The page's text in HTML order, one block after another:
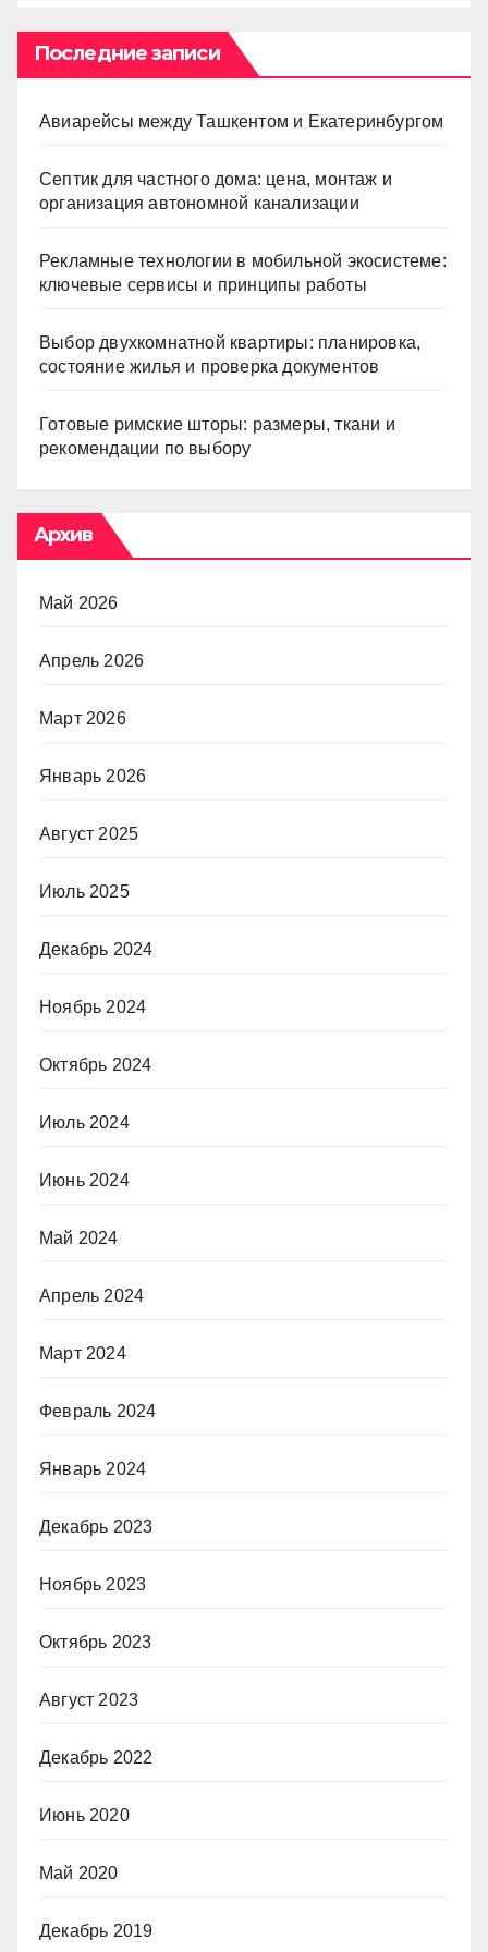
Последние записи
Авиарейсы между Ташкентом и Екатеринбургом
Септик для частного дома: цена, монтаж и
организация автономной канализации
Рекламные технологии в мобильной экосистеме:
ключевые сервисы и принципы работы
Выбор двухкомнатной квартиры: планировка,
состояние жилья и проверка документов
Готовые римские шторы: размеры, ткани и
рекомендации по выбору
Архив
Май 2026
Апрель 2026
Март 2026
Январь 2026
Август 2025
Июль 2025
Декабрь 2024
Ноябрь 2024
Октябрь 2024
Июль 2024
Июнь 2024
Май 2024
Апрель 2024
Март 2024
Февраль 2024
Январь 2024
Декабрь 2023
Ноябрь 2023
Октябрь 2023
Август 2023
Декабрь 2022
Июнь 2020
Май 2020
Декабрь 2019